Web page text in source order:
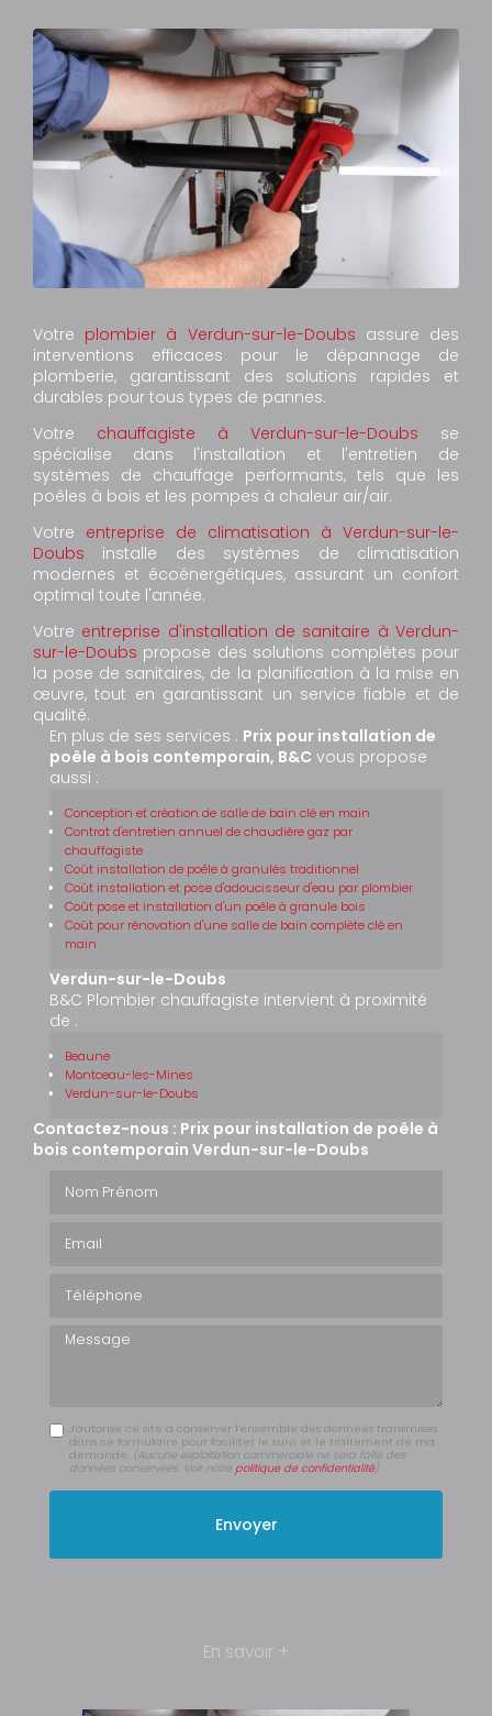
Votre plombier à Verdun-sur-le-Doubs assure des
interventions efficaces pour le dépannage de
plomberie, garantissant des solutions rapides et
durables pour tous types de pannes.
Votre chauffagiste à Verdun-sur-le-Doubs se
spécialise dans l'installation et l'entretien de
systèmes de chauffage performants, tels que les
poêles à bois et les pompes à chaleur air/air.
Votre entreprise de climatisation à Verdun-sur-le-
Doubs installe des systèmes de climatisation
modernes et écoénergétiques, assurant un confort
optimal toute l'année.
Votre entreprise d'installation de sanitaire à Verdun-
sur-le-Doubs propose des solutions complètes pour
la pose de sanitaires, de la planification à la mise en
œuvre, tout en garantissant un service fiable et de
qualité.
En plus de ses services : Prix pour installation de
poêle à bois contemporain, B&C vous propose
aussi :
Conception et création de salle de bain clé en main
Contrat d'entretien annuel de chaudière gaz par
chauffagiste
Coût installation de poêle à granulés traditionnel
Coût installation et pose d'adoucisseur d'eau par plombier
Coût pose et installation d'un poêle à granule bois
Coût pour rénovation d'une salle de bain complète clé en
main
Verdun-sur-le-Doubs
B&C Plombier chauffagiste intervient à proximité
de :
Beaune
Montceau-les-Mines
Verdun-sur-le-Doubs
Contactez-nous : Prix pour installation de poêle à
bois contemporain Verdun-sur-le-Doubs
Message
J'autorise ce site à conserver l'ensemble des données transmises
dans ce formulaire pour faciliter le suivi et le traitement de ma
demande.
(Aucune exploitation commerciale ne sera faite des
données conservées. Voir notre politique de confidentialité)
En savoir +